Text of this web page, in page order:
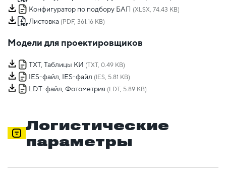
Конфигуратор по подбору БАП (XLSX, 74.43 KB)
Листовка (PDF, 361.16 KB)
Модели для проектировщиков
TXT, Таблицы КИ (TXT, 0.49 KB)
IES-файл, IES-файл (IES, 5.81 KB)
LDT-файл, Фотометрия (LDT, 5.89 KB)
Логистические
параметры